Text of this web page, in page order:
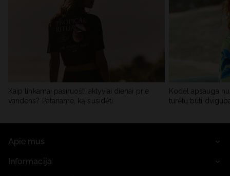
Kaip tinkamai pasiruošti aktyviai dienai prie
vandens? Patariame, ką susidėti
Kodėl apsauga
turėtų būti
Apie mus
Informacija